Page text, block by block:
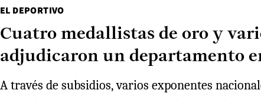
EL DEPORTIVO
Cuatro medallistas de oro y
adjudicaron un departamento
A través de subsidios, varios exponentes